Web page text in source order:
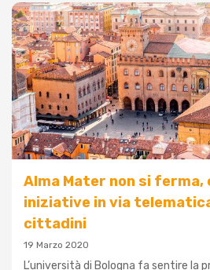
Alma Mater non si ferma,
iniziative in via
cittadini
19 Marzo 2020
L’università di Bologna fa sentire la